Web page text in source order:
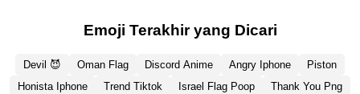
Emoji Terakhir yang Dicari
Devil 😈 Oman Flag Discord Anime Angry Iphone
Piston
Honista Iphone
Trend Tiktok Israel Flag Poop
Thank You Png